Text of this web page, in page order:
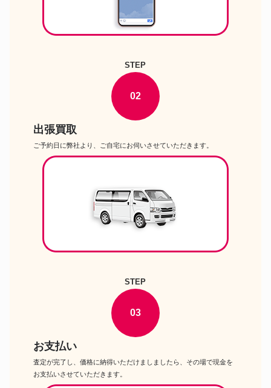
STEP
02
出張買取
ご予約日に弊社より、ご自宅にお伺いさせていただきます。
STEP
03
お支払い
査定が完了し、価格に納得いただけましましたら、その場で現金を
お支払いさせていただきます。